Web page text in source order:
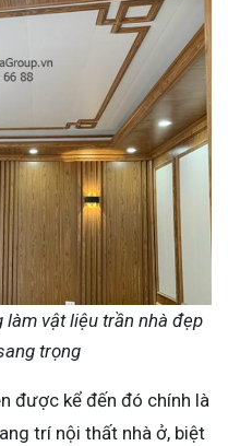
vật liệu trần nhà đẹp
trọng
được kể đến đó chính là
trí nội thất nhà ở, biệt